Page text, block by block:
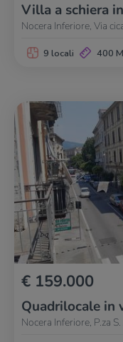
Villa a schiera
Nocera Inferiore, Via
9 locali 400
€ 159.000
Quadrilocale in
Nocera Inferiore, P.za